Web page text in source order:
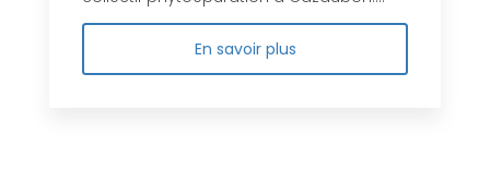
En savoir plus